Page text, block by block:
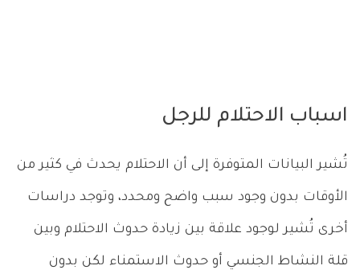
اسباب الاحتلام للرجل
تُشير البيانات المتوفرة إلى أن الاحتلام يحدث في كثير من
الأوقات بدون وجود سبب واضح ومحدد، وتوجد دراسات
أخرى تُشير لوجود علاقة بين زيادة حدوث الاحتلام وبين
قلة النشاط الجنسي أو حدوث الاستمناء لكن بدون